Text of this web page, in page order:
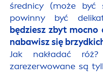
średnicy (może być
powinny być
będziesz zbyt mocno
nabawisz się
Jak nakładać
zarezerwowane są